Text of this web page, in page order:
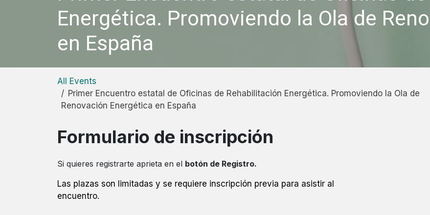
Energética. Promoviendo la Ola de
en España
All Events
Primer Encuentro estatal de Oficinas de Rehabilitación Energética. Promoviendo la Ola de
Renovación Energética en España
Formulario de inscripción
Si quieres registrarte aprieta en el botón de Registro.
Las plazas son limitadas y se requiere inscripción previa para asistir al
encuentro.